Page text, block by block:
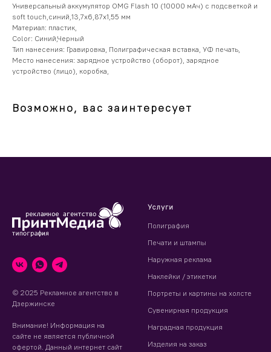
Универсальный аккумулятор OMG Flash 10 (10000 мАч) с подсветкой и
soft touch,синий,13,7х6,87х1,55 мм
Материал: пластик,
Color: Синий,Черный
Тип нанесения: Гравировка, Полиграфическая вставка, УФ печать,
Место нанесения: зарядное устройство (оборот), зарядное
устройство (лицо), коробка,
Возможно, вас заинтересует
© 2025 Рекламное агентство в
Дзержинске
Внимание! Информация на
сайте не является публичной
офертой. Данный интернет сайт
Услуги
Полиграфия
Печати и штампы
Наружная реклама
Наклейки / этикетки
Портреты и картины на холсте
Сувенирная продукция
Наградная продукция
Изделия на заказ